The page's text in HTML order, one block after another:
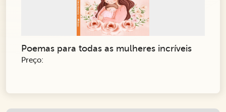
Poemas para todas as mulheres incríveis
Preço: